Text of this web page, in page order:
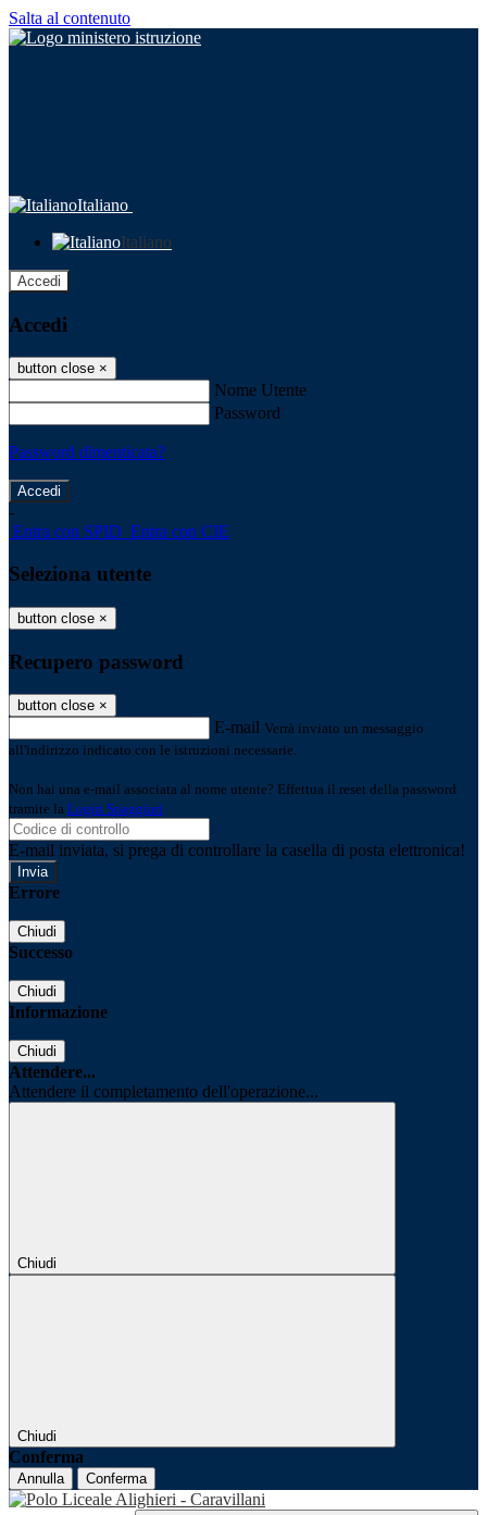
Salta al contenuto
Italiano
Italiano
Accedi
Accedi
button close ×
Nome Utente
Password
Password dimenticata?
-
Entra con SPID Entra con CIE
Seleziona utente
button close ×
Recupero password
button close ×
E-mail Verrà inviato un messaggio
all'indirizzo indicato con le istruzioni necessarie.
Non hai una e-mail associata al nome utente? Effettua il reset della password
tramite la Login Spaggiari
E-mail inviata, si prega di controllare la casella di posta elettronica!
Errore
Chiudi
Successo
Chiudi
Informazione
Chiudi
Attendere...
Attendere il completamento dell'operazione...
Chiudi
Chiudi
Conferma
Annulla Conferma